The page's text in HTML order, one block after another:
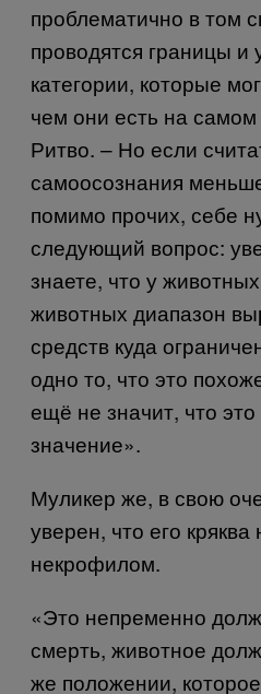
проблематично в том
проводятся границы и
категории, которые
чем они есть на
Ритво. – Но если
самоосознания
помимо прочих, себе
следующий вопрос:
знаете, что у
животных диапазон
средств куда
одно то, что это
ещё не значит, что
значение».
Муликер же, в свою
уверен, что его
некрофилом.
«Это непременно
смерть, животное
же положении,